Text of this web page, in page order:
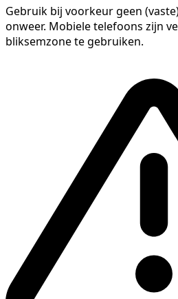
Gebruik bij voorkeur geen
onweer. Mobiele telefoons zijn
bliksemzone te gebruiken.